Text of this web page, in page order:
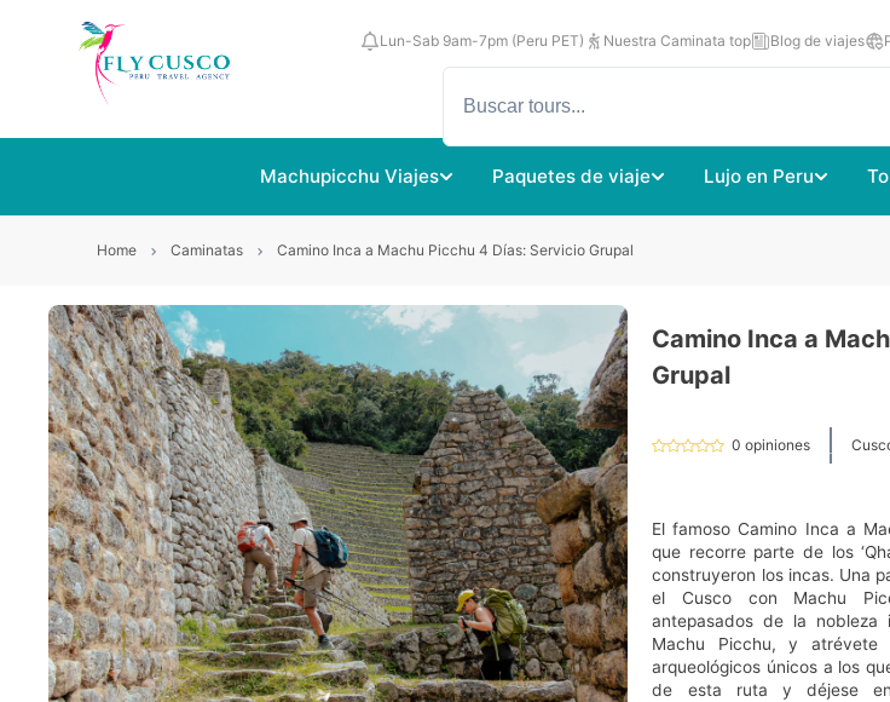
Lun-Sab 9am-7pm (Peru PET) Nuestra Caminata top Blog de viajes
Machupicchu Viajes Paquetes de viaje Lujo en Peru
Home Caminatas Camino Inca a Machu Picchu 4 Días: Servicio Grupal
Camino Inca a
Grupal
0 opiniones
El famoso Camino Inca a
que recorre parte de los
construyeron los incas. Una
el Cusco con Machu
antepasados de la
Machu Picchu, y
arqueológicos únicos a los
de esta ruta y déjese